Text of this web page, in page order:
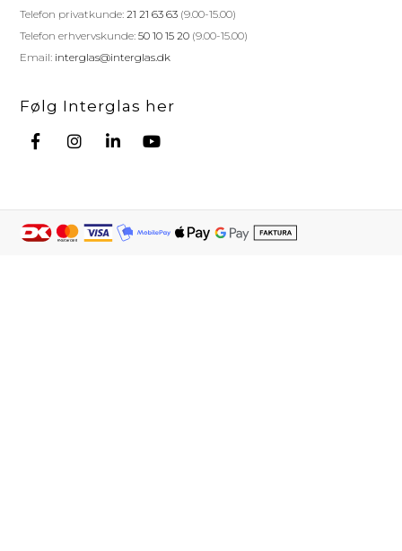
Telefon privatkunde:21 21 63 63 (9.00-15.00)
Telefon erhvervskunde:50 10 15 20 (9.00-15.00)
Email: interglas@interglas.dk
Følg Interglas her